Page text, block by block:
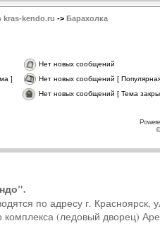
kendo.ru -> Барахолка
Нет новых сообщений
]
Нет новых сообщений [
Нет новых сообщений [ Тема
по адресу г. Красноярск,
комплекса (ледовый дворец)